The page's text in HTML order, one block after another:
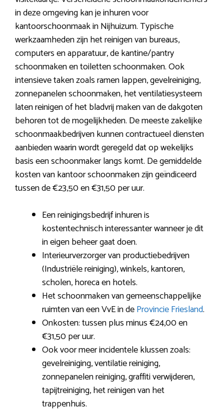
in deze omgeving kan je inhuren voor
kantoorschoonmaak in Nijhuizum. Typische
werkzaamheden zijn het reinigen van bureaus,
computers en apparatuur, de kantine/pantry
schoonmaken en toiletten schoonmaken. Ook
intensieve taken zoals ramen lappen, gevelreiniging,
zonnepanelen schoonmaken, het ventilatiesysteem
laten reinigen of het bladvrij maken van de dakgoten
behoren tot de mogelijkheden. De meeste zakelijke
schoonmaakbedrijven kunnen contractueel diensten
aanbieden waarin wordt geregeld dat op wekelijks
basis een schoonmaker langs komt. De gemiddelde
kosten van kantoor schoonmaken zijn geïndiceerd
tussen de €23,50 en €31,50 per uur.
Een reinigingsbedrijf inhuren is
kostentechnisch interessanter wanneer je dit
in eigen beheer gaat doen.
Interieurverzorger van productiebedrijven
(Industriële reiniging), winkels, kantoren,
scholen, horeca en hotels.
Het schoonmaken van gemeenschappelijke
ruimten van een VvE in deProvincie Friesland.
Onkosten: tussen plus minus €24,00 en
€31,50 per uur.
Ook voor meer incidentele klussen zoals:
gevelreiniging, ventilatie reiniging,
zonnepanelen reiniging, graffiti verwijderen,
tapijtreiniging, het reinigen van het
trappenhuis.